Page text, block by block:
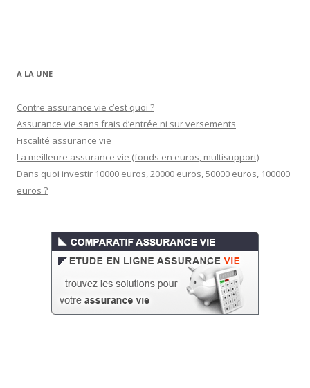
A LA UNE
Contre assurance vie c’est quoi ?
Assurance vie sans frais d’entrée ni sur versements
Fiscalité assurance vie
La meilleure assurance vie (fonds en euros, multisupport)
Dans quoi investir 10000 euros, 20000 euros, 50000 euros, 100000
euros ?